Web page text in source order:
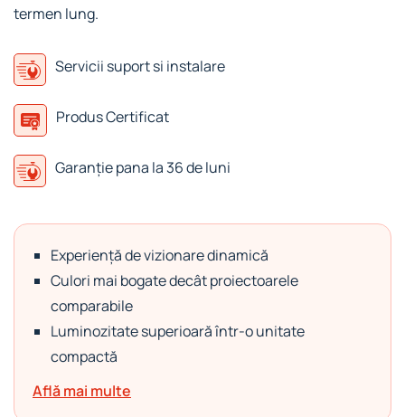
termen lung.
Servicii suport si instalare
Produs Certificat
Garanție pana la 36 de luni
Experiență de vizionare dinamică
Culori mai bogate decât proiectoarele
comparabile
Luminozitate superioară într-o unitate
compactă
Află mai multe